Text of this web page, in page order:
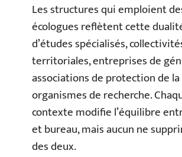
Les structures qui emploient
écologues reflètent cette
d’études spécialisés,
territoriales, entreprises de
associations de protection de
organismes de recherche.
contexte modifie l’équilibre
et bureau, mais aucun ne
des deux.